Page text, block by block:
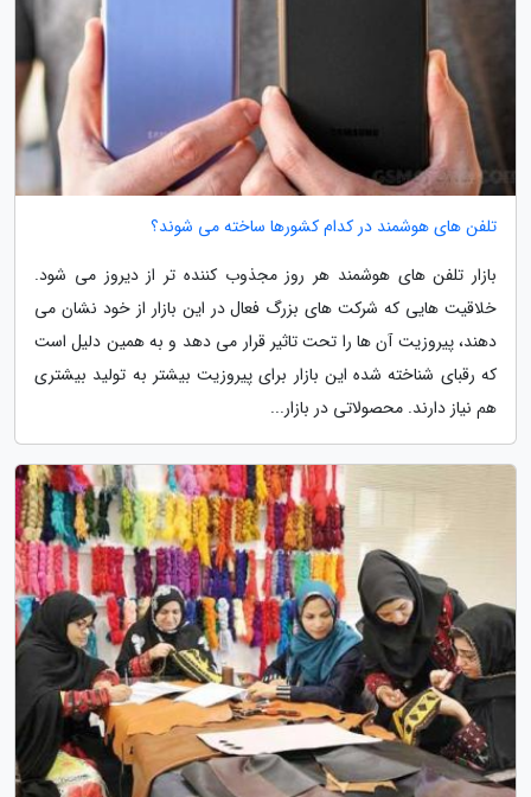
تلفن های هوشمند در کدام کشورها ساخته می شوند؟
بازار تلفن های هوشمند هر روز مجذوب کننده تر از دیروز می شود.
خلاقیت هایی که شرکت های بزرگ فعال در این بازار از خود نشان می
دهند، پیروزیت آن ها را تحت تاثیر قرار می دهد و به همین دلیل است
که رقبای شناخته شده این بازار برای پیروزیت بیشتر به تولید بیشتری
هم نیاز دارند. محصولاتی در بازار...